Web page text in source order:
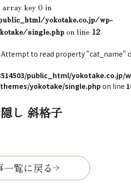
array key 0 in
yokotake.co.jp/wp-
single.phpon line 12
Attempt to read property "cat_name"
public_html/yokotake.co.jp/
yokotake/single.php on line
し 斜格子
一覧に戻る